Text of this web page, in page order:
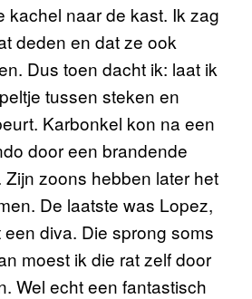
kachel naar de kast. Ik zag
deden en dat ze ook
Dus toen dacht ik: laat ik
tussen steken en
Karbonkel kon na een
door een brandende
zoons hebben later het
De laatste was Lopez,
diva. Die sprong soms
moest ik die rat zelf door
Wel echt een fantastisch